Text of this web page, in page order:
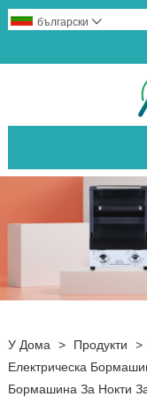
български 
У Дома > Продукти >
Електрическа
Бормашина За Нокти